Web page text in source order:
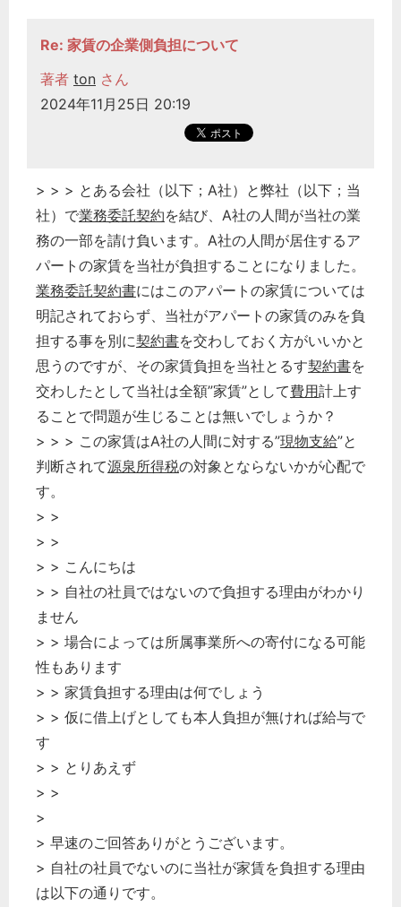
Re: 家賃の企業側負担について
著者 ton さん
2024年11月25日 20:19
> > > とある会社（以下；A社）と弊社（以下；当
社）で業務委託契約を結び、A社の人間が当社の業
務の一部を請け負います。A社の人間が居住するア
パートの家賃を当社が負担することになりました。
業務委託契約書にはこのアパートの家賃については
明記されておらず、当社がアパートの家賃のみを負
担する事を別に契約書を交わしておく方がいいかと
思うのですが、その家賃負担を当社とるす契約書を
交わしたとして当社は全額”家賃”として費用計上す
ることで問題が生じることは無いでしょうか？
> > > この家賃はA社の人間に対する”現物支給”と
判断されて源泉所得税の対象とならないかが心配で
す。
> >
> >
> > こんにちは
> > 自社の社員ではないので負担する理由がわかり
ません
> > 場合によっては所属事業所への寄付になる可能
性もあります
> > 家賃負担する理由は何でしょう
> > 仮に借上げとしても本人負担が無ければ給与で
す
> > とりあえず
> >
>
> 早速のご回答ありがとうございます。
> 自社の社員でないのに当社が家賃を負担する理由
は以下の通りです。